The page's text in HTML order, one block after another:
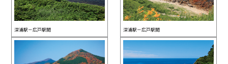
深浦駅－広戸駅間 深浦駅－広戸駅間